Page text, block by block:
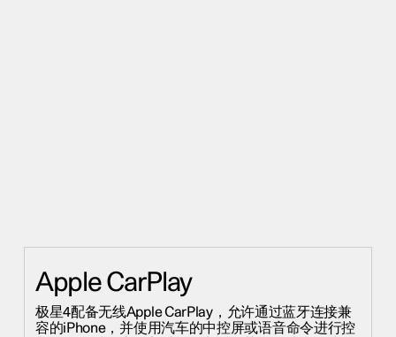
Apple CarPlay
极星4配备无线Apple CarPlay，允许通过蓝牙连接兼
容的iPhone，并使用汽车的中控屏或语音命令进行控